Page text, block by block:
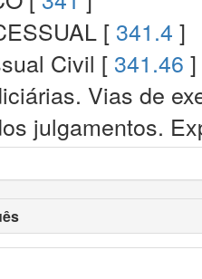
[ 341.4 ]
Civil [ 341.46 ]
Vias de
julgamentos.